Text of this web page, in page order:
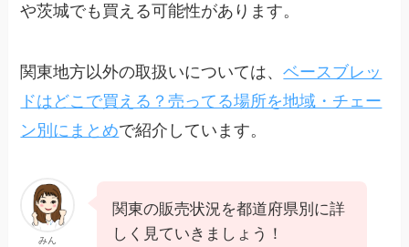
や茨城でも買える可能性があります。
関東地方以外の取扱いについては、ベースブレッ
ドはどこで買える？売ってる場所を地域・チェー
ン別にまとめで紹介しています。
みん
関東の販売状況を都道府県別に詳
しく見ていきましょう！